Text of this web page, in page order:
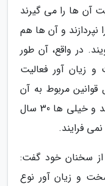
آن ها را می گیرند
و آن ها هم
در واقع، آن طور
آور فعالیت
مربوط به آن
گردد. افراد باید پیگیر این شرایط باشند و خیلی ها 30 سال
فرایند.
سخنان خود گفت:
و زیان آور نوع